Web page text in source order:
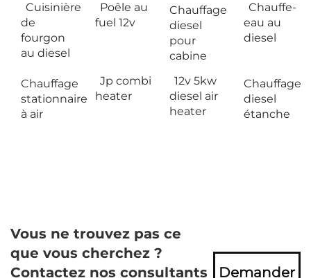
Cuisinière
de
fourgon
au diesel
Poêle au
fuel 12v
Chauffage
diesel
pour
cabine
Chauffe-
eau au
diesel
Chauffage
stationnaire
à air
Jp combi
heater
12v 5kw
diesel air
heater
Chauffage
diesel
étanche
Vous ne trouvez pas ce
que vous cherchez ?
Contactez nos consultants
Demander